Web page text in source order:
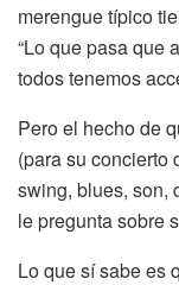
merengue típico
“Lo que pasa que
todos tenemos
Pero el hecho de
(para su concierto
swing, blues, son,
le pregunta sobre
Lo que sí sabe es